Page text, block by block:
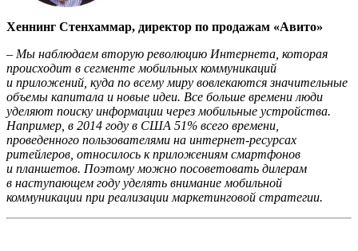
Хеннинг Стенхаммар, директор по продажам «Авито»
– Мы наблюдаем вторую революцию Интернета, которая
происходит в сегменте мобильных коммуникаций
и приложений, куда по всему миру вовлекаются значительные
объемы капитала и новые идеи. Все больше времени люди
уделяют поиску информации через мобильные устройства.
Например, в 2014 году в США 51% всего времени,
проведенного пользователями на интернет-ресурсах
ритейлеров, относилось к приложениям смартфонов
и планшетов. Поэтому можно посоветовать дилерам
в наступающем году уделять внимание мобильной
коммуникации при реализации маркетинговой стратегии.